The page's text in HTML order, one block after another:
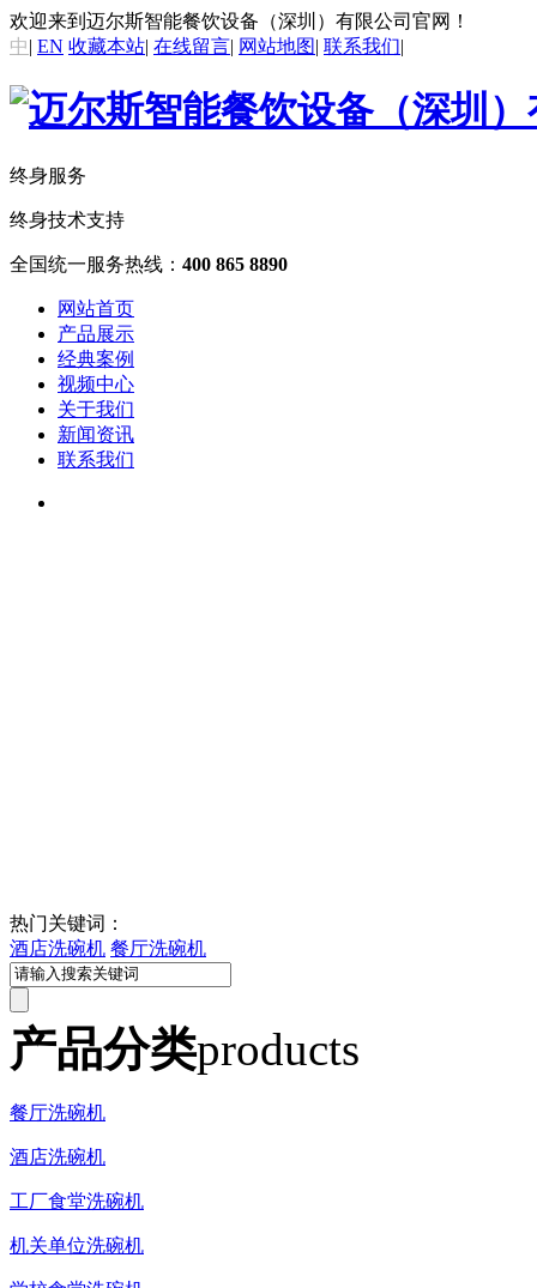
欢迎来到迈尔斯智能餐饮设备（深圳）有限公司官网！
中| EN 收藏本站| 在线留言| 网站地图| 联系我们|
终身服务
终身技术支持
全国统一服务热线： 400 865 8890
网站首页
产品展示
经典案例
视频中心
关于我们
新闻资讯
联系我们
热门关键词：
酒店洗碗机 餐厅洗碗机
产品分类products
餐厅洗碗机
酒店洗碗机
工厂食堂洗碗机
机关单位洗碗机